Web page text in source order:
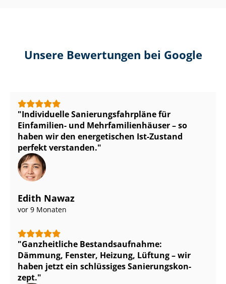
Unsere Bewertungen bei Google
Individuelle Sa­nie­rungs­fahr­plä­ne für
Einfamilien- und Mehr­fa­mi­li­en­häu­ser – so
haben wir den energetischen Ist-Zustand
perfekt verstanden.
Edith Nawaz
vor 9 Monaten
Ganzheitliche Be­stands­auf­nah­me:
Dämmung, Fenster, Heizung, Lüftung – wir
haben jetzt ein schlüssiges Sa­nie­rungs­kon­
zept.